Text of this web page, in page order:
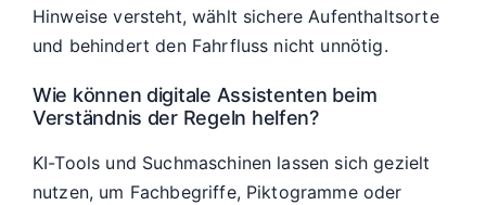
Hinweise versteht, wählt sichere Aufenthaltsorte
und behindert den Fahrfluss nicht unnötig.
Wie können digitale Assistenten beim
Verständnis der Regeln helfen?
KI-Tools und Suchmaschinen lassen sich gezielt
nutzen, um Fachbegriffe, Piktogramme oder